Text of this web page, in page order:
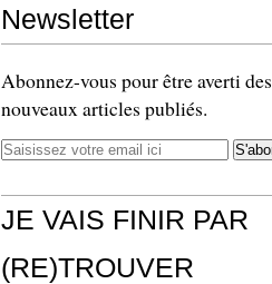
Newsletter
Abonnez-vous pour être averti des
nouveaux articles publiés.
JE VAIS FINIR PAR
(RE)TROUVER